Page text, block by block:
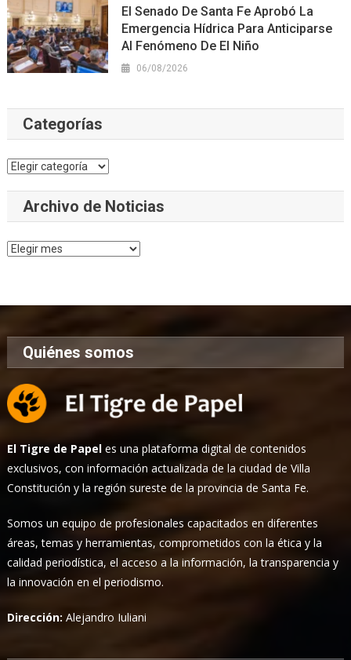
El Senado De Santa Fe Aprobó La
Emergencia Hídrica Para Anticiparse
Al Fenómeno De El Niño
06/08/2026
Categorías
Categorías
Archivo de Noticias
Archivo
Quiénes somos
El Tigre de Papel es una plataforma digital de contenidos
exclusivos, con información actualizada de la ciudad de Villa
Constitución y la región sureste de la provincia de Santa Fe.
Somos un equipo de profesionales capacitados en diferentes
áreas, temas y herramientas, comprometidos con la ética y la
calidad periodística, el acceso a la información, la transparencia y
la innovación en el periodismo.
Dirección:Alejandro Iuliani